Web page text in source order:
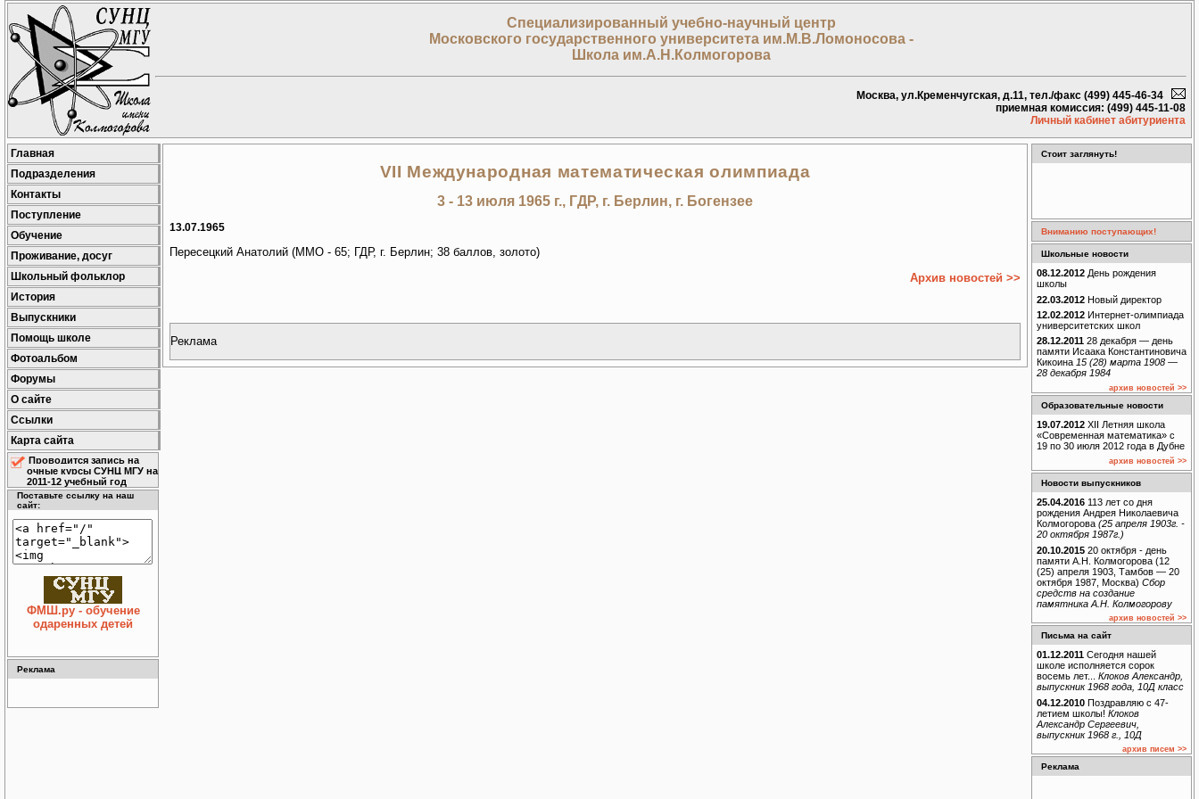
Специализированный учебно-научный центр
Московского государственного университета им.М.В.Ломоносова -
Школа им.А.Н.Колмогорова
Москва, ул.Кременчугская, д.11, тел./факс (499) 445-46-34
приемная комиссия: (499) 445-11-08
Личный кабинет абитуриента
Главная
Подразделения
Контакты
Поступление
Обучение
Проживание, досуг
Школьный фольклор
История
Выпускники
Помощь школе
Фотоальбом
Форумы
О сайте
Ссылки
Карта сайта
Проводится запись на
очные курсы СУНЦ МГУ на
2011-12 учебный год
Поставьте ссылку на наш
сайт:
ФМШ.ру - обучение
одаренных детей
Реклама
VII Международная математическая олимпиада
3 - 13 июля 1965 г., ГДР, г. Берлин, г. Богензее
13.07.1965
Пересецкий Анатолий (ММО - 65; ГДР, г. Берлин; 38 баллов, золото)
Архив новостей >>
Реклама
Стоит заглянуть!
Вниманию поступающих!
Школьные новости
08.12.2012 День рождения
школы
22.03.2012 Новый директор
12.02.2012 Интернет-олимпиада
университетских школ
28.12.2011 28 декабря — день
памяти Исаака Константиновича
Кикоина 15 (28) марта 1908 —
28 декабря 1984
архив новостей >>
Образовательные новости
19.07.2012 XII Летняя школа
«Современная математика» с
19 по 30 июля 2012 года в Дубне
архив новостей >>
Новости выпускников
25.04.2016 113 лет со дня
рождения Андрея Николаевича
Колмогорова (25 апреля 1903г. -
20 октября 1987г.)
20.10.2015 20 октября - день
памяти А.Н. Колмогорова (12
(25) апреля 1903, Тамбов — 20
октября 1987, Москва) Сбор
средств на создание
памятника А.Н. Колмогорову
архив новостей >>
Письма на сайт
01.12.2011 Сегодня нашей
школе исполняется сорок
восемь лет... Клоков Александр,
выпускник 1968 года, 10Д класс
04.12.2010 Поздравляю с 47-
летием школы! Клоков
Александр Сергеевич,
выпускник 1968 г., 10Д
архив писем >>
Реклама